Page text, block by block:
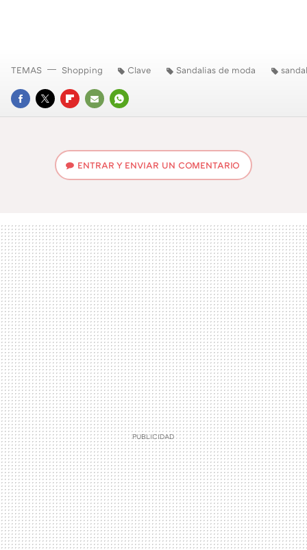
FACEBOOK
TWITTERFLIPBOARD
E-
WHATSAPP
TEMAS Shopping Clave Sandalias de moda
ENTRAR Y ENVIAR UN COMENTARIO